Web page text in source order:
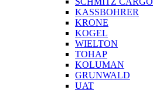
KASSBOHRER
KRONE
KOGEL
WIELTON
ТОНАР
KOLUMAN
GRUNWALD
UAT